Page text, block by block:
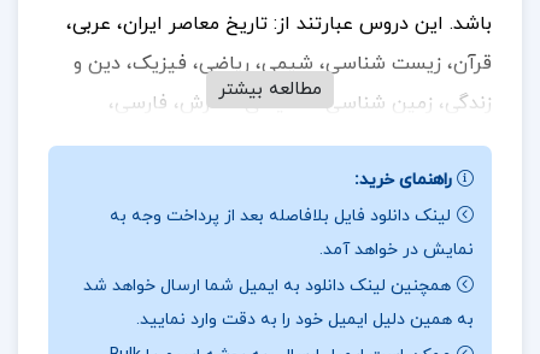
باشد. این دروس عبارتند از: تاریخ معاصر ایران، عربی،
قرآن، زیست‌ شناسی، شیمی، ریاضی، فیزیک، دین و
زندگی، زمین‌ شناسی، انگلیسی، نگارش، فارسی،
آزمایشگاه علوم تجربی و انسان و محیط زیست. برای
خرید و دانلود کتاب های بیشتر همراه
📰مشخصات کتاب دروس طلایی یازدهم تجربی کاگو
ساختار کتاب به‌گونه‌ ای طراحی شده که پس از هر
درس از کتاب‌ های درسی، ارزشیابی مستمر قرار دارد
مطالعه بیشتر
راهنمای خرید:
لینک دانلود فایل بلافاصله بعد از پرداخت وجه به
نمایش در خواهد آمد.
همچنین لینک دانلود به ایمیل شما ارسال خواهد شد
به همین دلیل ایمیل خود را به دقت وارد نمایید.